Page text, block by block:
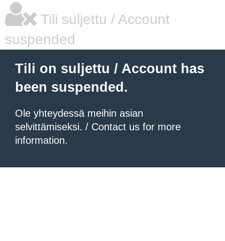
Tili suljettu / Account
suspended
Tili on suljettu / Account has
been suspended.
Ole yhteydessä meihin asian
selvittämiseksi. / Contact us for more
information.